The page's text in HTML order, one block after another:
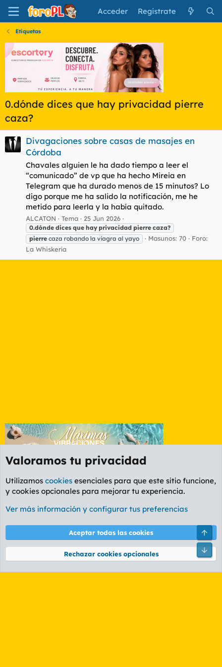
Acceder Regístrate
Etiquetas
0.dónde dices que hay privacidad pierre
caza?
Divagaciones sobre casas de masajes en
Córdoba
Chavales alguien le ha dado tiempo a leer el
“comunicado” de vp que ha hecho Mireia en
Telegram que ha durado menos de 15 minutos? Lo
digo porque me ha salido la notificación, me he
metido para leerla y la había quitado.
ALCATON Tema 25 Jun 2026
0.dónde dices que hay privacidad pierre caza?
pierre caza robando la viagra al yayo Masunos: 70
Foro:
La Whiskería
Etiquetas
Cookies
PL OLDSTYLE AMARILLO
Términos y reglas Política de privacidad Ayuda
Community platform by XenForo® © 2010-2026 XenForo Ltd.
Valoramos tu privacidad
Utilizamos cookies esenciales para que este sitio funcione,
y cookies opcionales para mejorar tu experiencia.
Ver más información y configurar tus preferencias
Aceptar todas las cookies
Rechazar cookies opcionales
Pie